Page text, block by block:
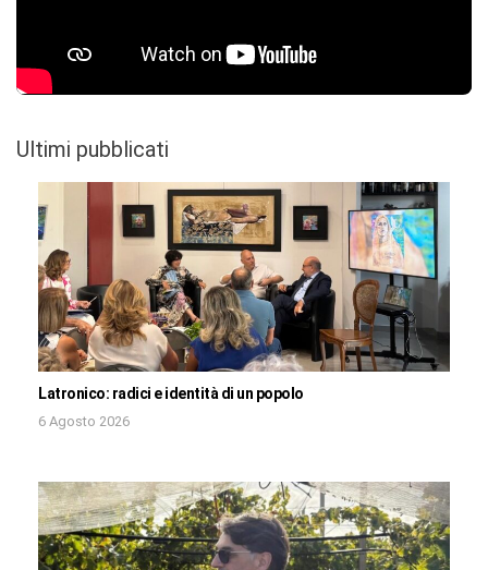
Ultimi pubblicati
Latronico: radici e identità di un popolo
6 Agosto 2026